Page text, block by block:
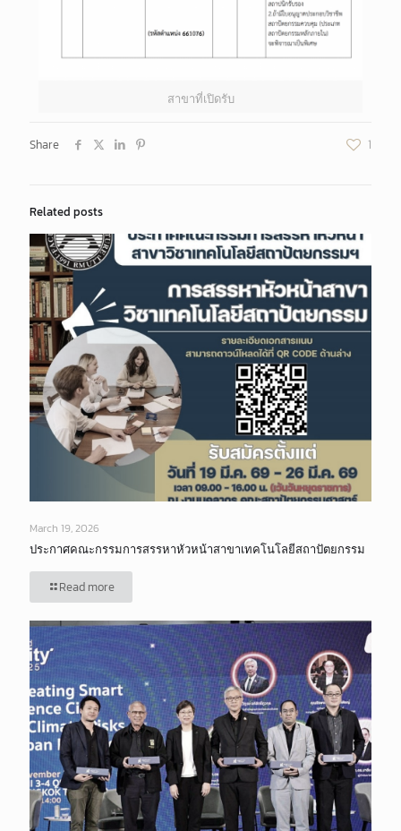
สาขาที่เปิดรับ
Share 1
Related posts
March 19, 2026
ประกาศคณะกรรมการสรรหาหัวหน้าสาขาเทคโนโลยีสถาปัตยกรรม
Read more